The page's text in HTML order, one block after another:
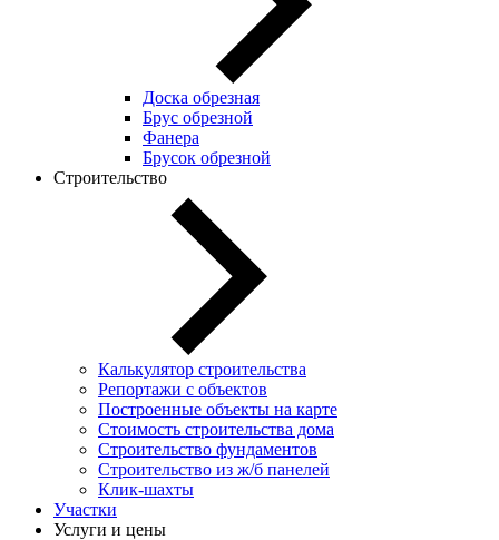
Доска обрезная
Брус обрезной
Фанера
Брусок обрезной
Строительство
Калькулятор строительства
Репортажи с объектов
Построенные объекты на карте
Стоимость строительства дома
Строительство фундаментов
Строительство из ж/б панелей
Клик-шахты
Участки
Услуги и цены